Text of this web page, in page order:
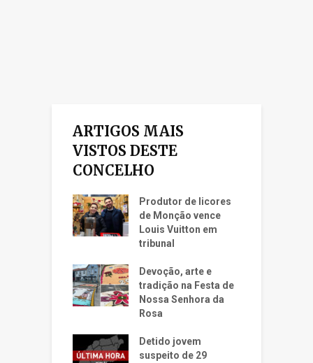
ARTIGOS MAIS
VISTOS DESTE
CONCELHO
Produtor de licores
de Monção vence
Louis Vuitton em
tribunal
Devoção, arte e
tradição na Festa de
Nossa Senhora da
Rosa
Detido jovem
suspeito de 29